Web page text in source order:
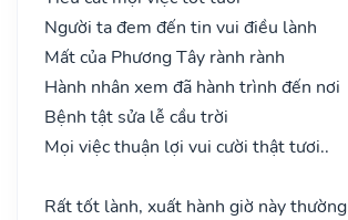
Người ta đem đến tin vui điều lành
Mất của Phương Tây rành rành
Hành nhân xem đã hành trình đến nơi
Bệnh tật sửa lễ cầu trời
Mọi việc thuận lợi vui cười thật tươi..
Rất tốt lành, xuất hành giờ này